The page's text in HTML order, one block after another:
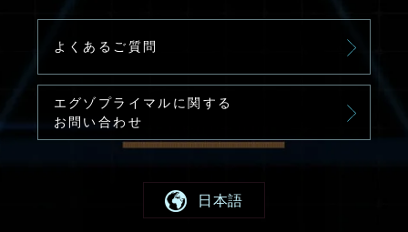
よくあるご質問
エグゾプライマルに関する
お問い合わせ
日本語